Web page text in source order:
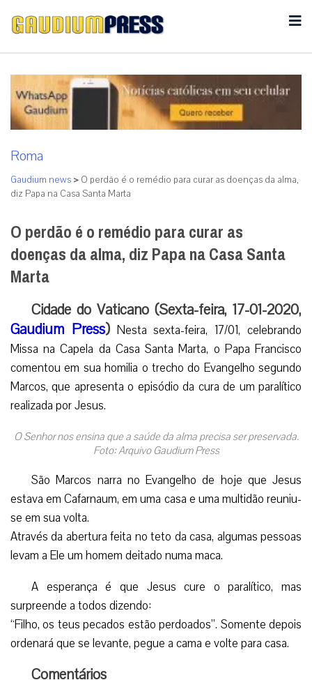
Roma
Gaudium news > O perdão é o remédio para curar as doenças da alma,
diz Papa na Casa Santa Marta
O perdão é o remédio para curar as
doenças da alma, diz Papa na Casa Santa
Marta
Cidade do Vaticano (Sexta-feira, 17-01-2020,
Gaudium Press)Nesta sexta-feira, 17/01, celebrando
Missa na Capela da Casa Santa Marta, o Papa Francisco
comentou em sua homilia o trecho do Evangelho segundo
Marcos, que apresenta o episódio da cura de um paralítico
realizada por Jesus.
O Senhor nos ensina que a saúde da alma precisa ser preservada.
Foto: Arquivo Gaudium Press
São Marcos narra no Evangelho de hoje que Jesus
estava em Cafarnaum, em uma casa e uma multidão reuniu-
se em sua volta.
Através da abertura feita no teto da casa, algumas pessoas
levam a Ele um homem deitado numa maca.
A esperança é que Jesus cure o paralítico, mas
surpreende a todos dizendo:
“Filho, os teus pecados estão perdoados”. Somente depois
ordenará que se levante, pegue a cama e volte para casa.
Comentários